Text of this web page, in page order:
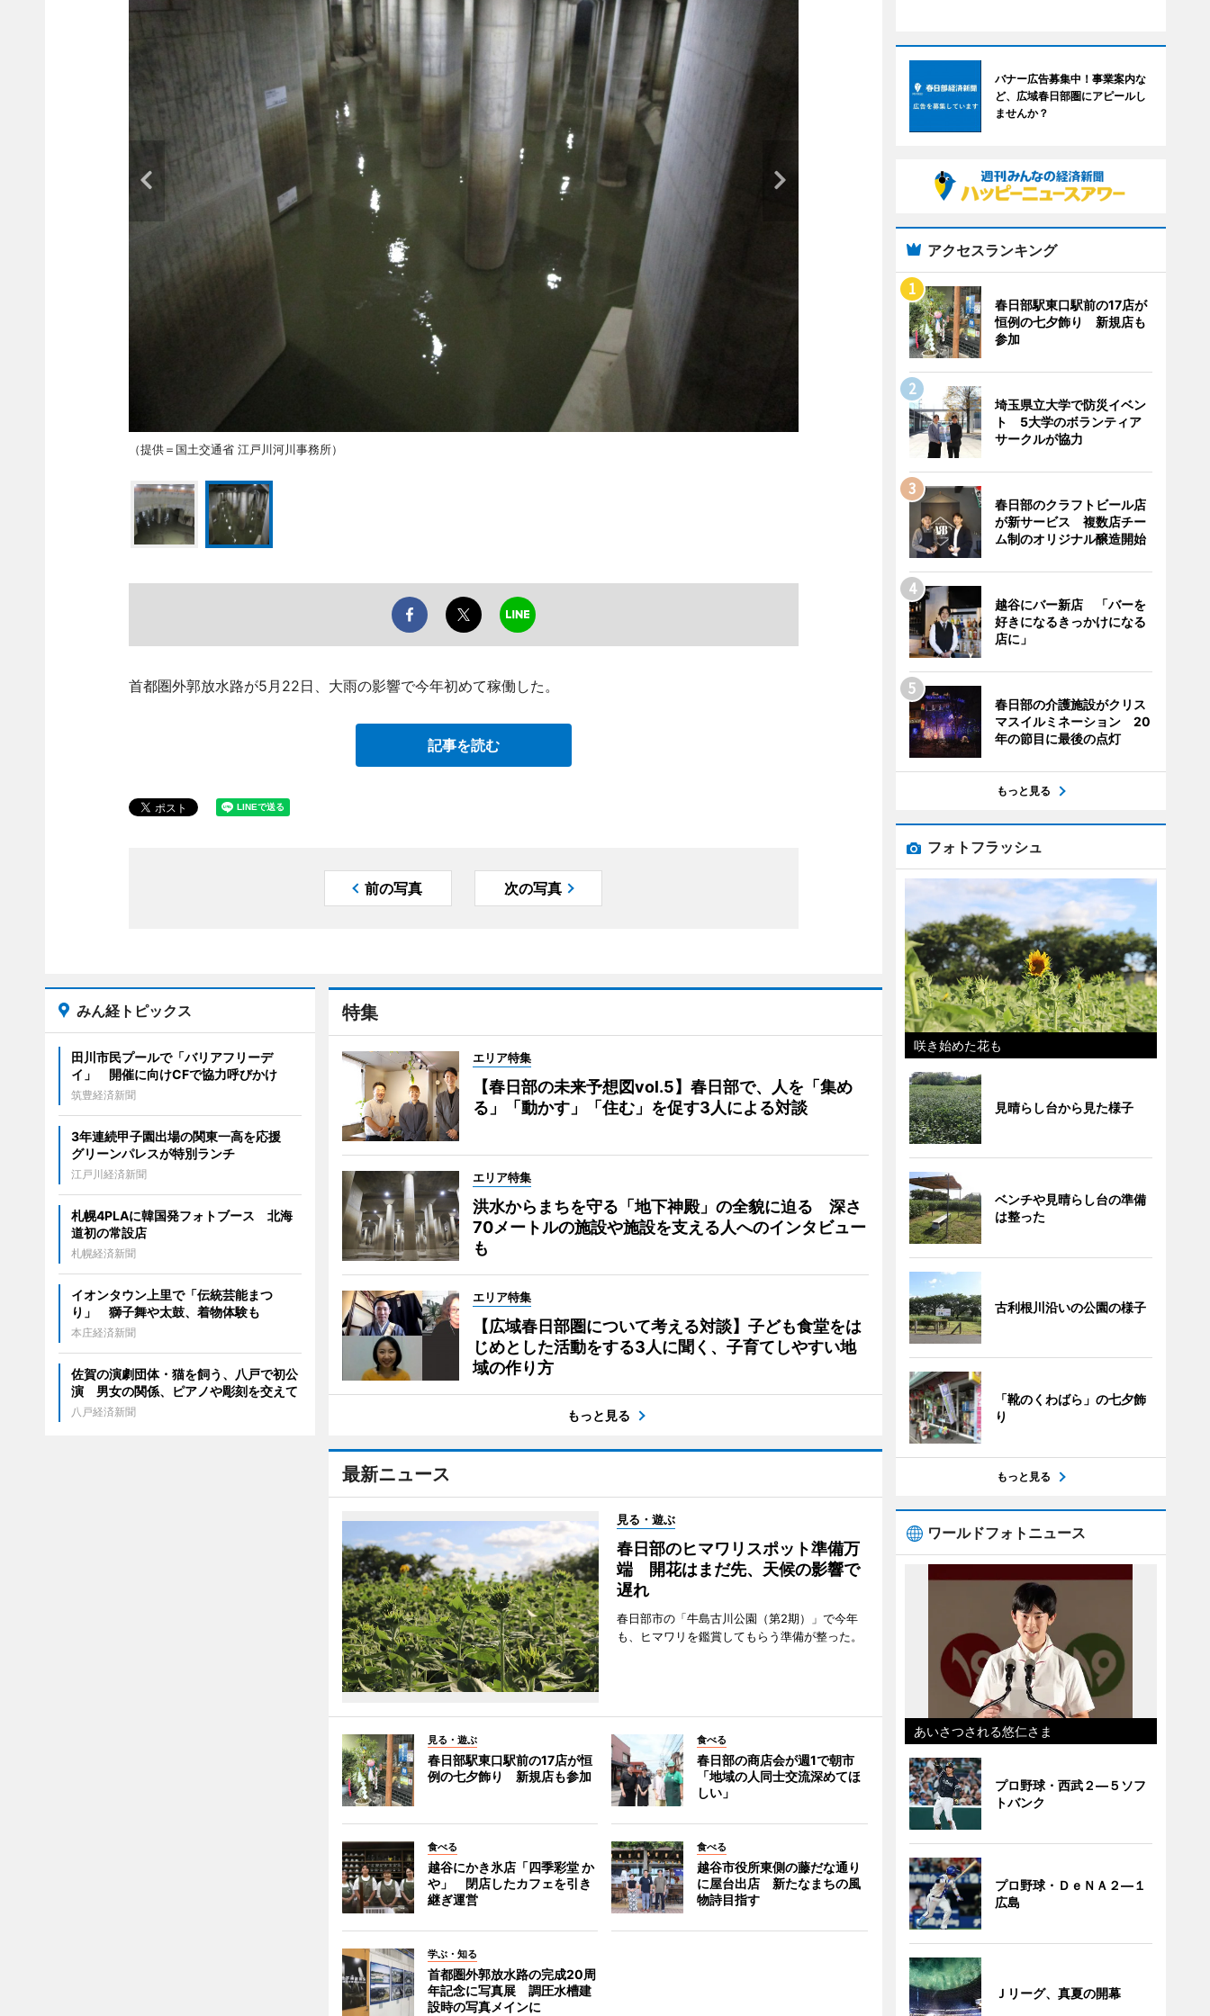
（提供＝国土交通省 江戸川河川事務所）
首都圏外郭放水路が5月22日、大雨の影響で今年初めて稼働した。
記事を読む
前の写真 次の写真
特集
エリア特集
【春日部の未来予想図vol.5】春日部で、人を「集め
る」「動かす」「住む」を促す3人による対談
エリア特集
洪水からまちを守る「地下神殿」の全貌に迫る 深さ
70メートルの施設や施設を支える人へのインタビュー
も
エリア特集
【広域春日部圏について考える対談】子ども食堂をは
じめとした活動をする3人に聞く、子育てしやすい地
域の作り方
もっと見る
最新ニュース
見る・遊ぶ
春日部のヒマワリスポット準備万
端 開花はまだ先、天候の影響で
遅れ
春日部市の「牛島古川公園（第2期）」で今年
も、ヒマワリを鑑賞してもらう準備が整った。
見る・遊ぶ
春日部駅東口駅前の17店が恒
例の七夕飾り 新規店も参加
食べる
春日部の商店会が週1で朝市
「地域の人同士交流深めてほ
しい」
食べる
越谷にかき氷店「四季彩堂 か
や」 閉店したカフェを引き
継ぎ運営
食べる
越谷市役所東側の藤だな通り
に屋台出店 新たなまちの風
物詩目指す
学ぶ・知る
首都圏外郭放水路の完成20周
年記念に写真展 調圧水槽建
設時の写真メインに
みん経トピックス
田川市民プールで「バリアフリーデ
イ」 開催に向けCFで協力呼びかけ
筑豊経済新聞
3年連続甲子園出場の関東一高を応援
グリーンパレスが特別ランチ
江戸川経済新聞
札幌4PLAに韓国発フォトブース 北海
道初の常設店
札幌経済新聞
イオンタウン上里で「伝統芸能まつ
り」 獅子舞や太鼓、着物体験も
本庄経済新聞
佐賀の演劇団体・猫を飼う、八戸で初公
演 男女の関係、ピアノや彫刻を交えて
八戸経済新聞
バナー広告募集中！事業案内な
ど、広域春日部圏にアピールし
ませんか？
アクセスランキング
春日部駅東口駅前の17店が
恒例の七夕飾り 新規店も
参加
埼玉県立大学で防災イベン
ト 5大学のボランティア
サークルが協力
春日部のクラフトビール店
が新サービス 複数店チー
ム制のオリジナル醸造開始
越谷にバー新店 「バーを
好きになるきっかけになる
店に」
春日部の介護施設がクリス
マスイルミネーション 20
年の節目に最後の点灯
もっと見る
フォトフラッシュ
咲き始めた花も
見晴らし台から見た様子
ベンチや見晴らし台の準備
は整った
古利根川沿いの公園の様子
「靴のくわばら」の七夕飾
り
もっと見る
ワールドフォトニュース
あいさつされる悠仁さま
プロ野球・西武２―５ソフ
トバンク
プロ野球・ＤｅＮＡ２―１
広島
Ｊリーグ、真夏の開幕